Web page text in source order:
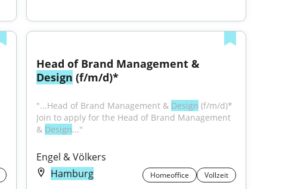
Head of Brand Management &
Design (f/m/d)*
"...Head of Brand Management & Design (f/m/d)*
Join to apply for the Head of Brand Management
& Design..."
Engel & Völkers
Hamburg
Homeoffice Vollzeit